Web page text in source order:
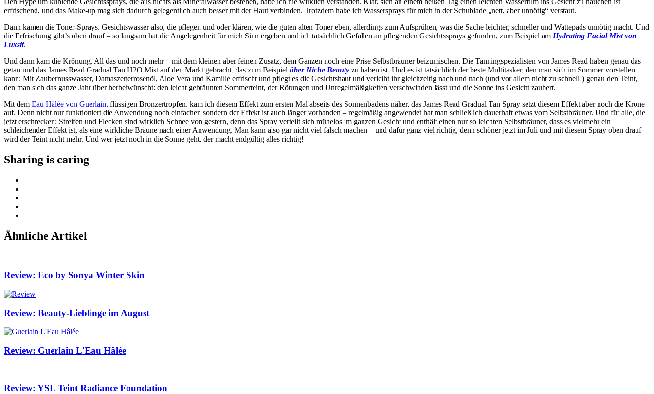
erfrischend, und das Make-up mag sich dadurch gelegentlich auch besser mit der Haut verbinden. Trotzdem habe ich Wassersprays für mich in der Schublade „nett, aber unnötig“ verstaut.
Dann kamen die Toner-Sprays. Gesichtswasser also, die pflegen und oder klären, wie die guten alten Toner eben, allerdings zum Aufsprühen, was die Sache leichter, schneller und Wattepads unnötig macht. Und
die Erfrischung gibt’s oben drauf – so langsam hat die Angelegenheit für mich Sinn ergeben und ich tatsächlich Gefallen an pflegenden Gesichtssprays gefunden, zum Beispiel am Hydrating Facial Mist von
Luxsit.
Und dann kam die Krönung. All das und noch mehr – mit dem kleinen aber feinen Zusatz, dem Ganzen noch eine Prise Selbstbräuner beizumischen. Die Tanningspezialisten von James Read haben genau das
getan und das James Read Gradual Tan H2O Mist auf den Markt gebracht, das zum Beispiel über Niche Beauty zu haben ist. Und es ist tatsächlich der beste Multitasker, den man sich im Sommer vorstellen
kann: Mit Zaubernusswasser, Damaszenerrosenöl, Aloe Vera und Kamille erfrischt und pflegt es die Gesichtshaut und verleiht ihr gleichzeitig nach und nach (und vor allem nicht zu schnell!) genau den Teint,
den man sich das ganze Jahr über herbeiwünscht: den leicht gebräunten Sommerteint, der Rötungen und Unregelmäßigkeiten verschwinden lässt und die Sonne ins Gesicht zaubert.
Mit dem Eau Hâlée von Guerlain, flüssigen Bronzertropfen, kam ich diesem Effekt zum ersten Mal abseits des Sonnenbadens näher, das James Read Gradual Tan Spray setzt diesem Effekt aber noch die Krone
auf. Denn nicht nur funktioniert die Anwendung noch einfacher, sondern der Effekt ist auch länger vorhanden – regelmäßig angewendet hat man schließlich dauerhaft etwas vom Selbstbräuner. Und für alle, die
jetzt erschrecken: Streifen und Flecken sind wirklich Schnee von gestern, denn das Spray verteilt sich mühelos im ganzen Gesicht und enthält einen nur so leichten Selbstbräuner, dass es vielmehr ein
schleichender Effekt ist, als eine wirkliche Bräune nach einer Anwendung. Man kann also gar nicht viel falsch machen – und dafür ganz viel richtig, denn schöner jetzt im Juli und mit diesem Spray oben drauf
wird der Teint nicht mehr. Und wer jetzt noch in die Sonne geht, der macht endgültig alles richtig!
Sharing is caring
Ähnliche Artikel
Review: Eco by Sonya Winter Skin
Review: Beauty-Lieblinge im August
Review: Guerlain L'Eau Hâlée
Review: YSL Teint Radiance Foundation